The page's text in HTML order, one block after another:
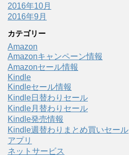
2016年10月
2016年9月
カテゴリー
Amazon
Amazonキャンペーン情報
Amazonセール情報
Kindle
Kindleセール情報
Kindle日替わりセール
Kindle月替わりセール
Kindle発売情報
Kindle週替わりまとめ買いセール
アプリ
ネットサービス